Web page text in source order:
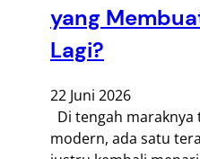
yang
Lagi?
22 Juni 2026
Di tengah maraknya
modern, ada satu